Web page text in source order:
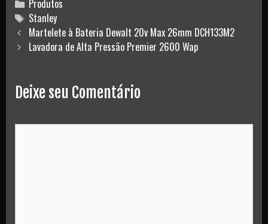
Categories
Produtos
Tags
Stanley
Post
navigation
Martelete à Bateria Dewalt 20v Max 26mm DCH133M2
Lavadora de Alta Pressão Premier 2600 Wap
Deixe seu Comentário